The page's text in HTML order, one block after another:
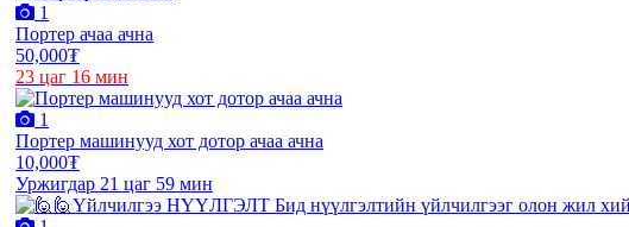
1
Портер ачаа ачна
50,000₮
23 цаг 16 мин
1
Портер машинууд хот дотор ачаа ачна
10,000₮
Уржигдар 21 цаг 59 мин